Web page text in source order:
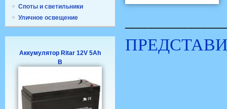
Споты и светильники
Уличное освещение
Аккумулятор Ritar 12V 5Ah
B